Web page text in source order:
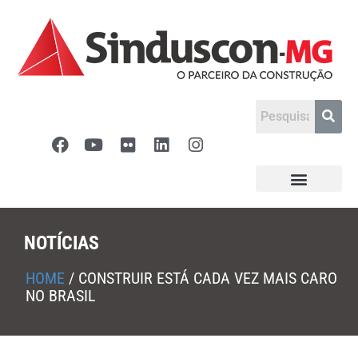
NOTÍCIAS
HOME / CONSTRUIR ESTÁ CADA VEZ MAIS CARO
NO BRASIL